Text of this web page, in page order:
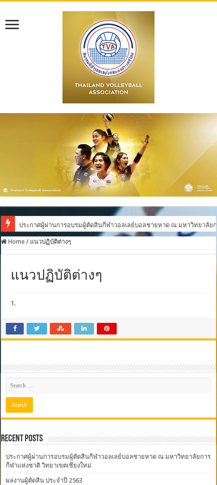
ประกาศผู้ผ่านการอบรมผู้ตัดสินกีฬาวอลเลย์บอลชายหาด ณ มหาวิทยาลัย
Home / แนวปฏิบัติต่างๆ
แนวปฏิบัติต่างๆ
1.
Recent Posts
ประกาศผู้ผ่านการอบรมผู้ตัดสินกีฬาวอลเลย์บอลชายหาด ณ มหาวิทยาลัยการ
กีฬาแห่งชาติ วิทยาเขตเชียงใหม่
ผลงานผู้ตัดสิน ประจำปี 2563